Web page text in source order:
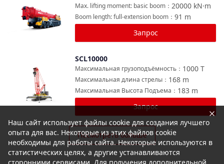
20000 kN·m
Max. lifting moment: basic boom ：
91 m
Boom length: full-extension boom ：
Запрос
SCL10000
1000 T
Максимальная грузоподъёмность ：
168 m
Максимальная длина стрелы ：
183 m
Максимальная Высота Подъема ：
Запрос
Посмотреть больше
Наш сайт использует файлы cookie для создания лучшего
опыта для вас. Некоторые из этих файлов cookie
необходимы для работы сайта. Некоторые используются в
статистических целях, а другие устанавливаются